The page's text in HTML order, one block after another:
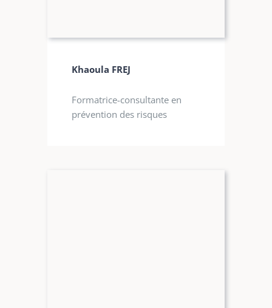
Khaoula FREJ
Formatrice-consultante en
prévention des risques